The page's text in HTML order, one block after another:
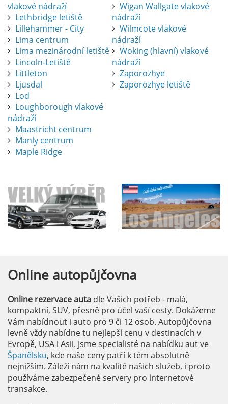
vlakové nádraží
Lethbridge letiště
Lillehammer - City
Lima centrum
Lima mezinárodní letiště
Lincoln-Letiště
Littleton
Ljusdal
Lod
Loughborough vlakové
nádraží
Maastricht centrum
Manly centrum
Maple Ridge
Wigan Wallgate vlakové
nádraží
Wilmcote vlakové
nádraží
Woking (hlavní) vlakové
nádraží
Zaporozhye
Zaporozhye letiště
Online autopůjčovna
Online rezervace auta dle Vašich potřeb - malá,
kompaktní, SUV, přesně pro účel vaší cesty. Dokážeme
Vám nabídnout i auto pro 9 či 12 osob. Autopůjčovna
levně vždy nabídne tu nejlepší cenu v destinacích v
Evropě, USA i Asii. Jsme specialisté na nabídku aut ve
Španělsku, kde naše ceny patří k těm absolutně
nejnižším. Záleží nám na kvalitě našich služeb, i proto
používáme zabezpečené servery pro internetové
transakce.